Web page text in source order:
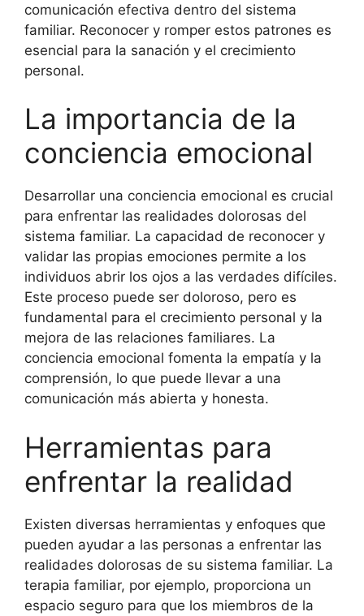
comunicación efectiva dentro del sistema
familiar. Reconocer y romper estos patrones es
esencial para la sanación y el crecimiento
personal.
La importancia de la
conciencia emocional
Desarrollar una conciencia emocional es crucial
para enfrentar las realidades dolorosas del
sistema familiar. La capacidad de reconocer y
validar las propias emociones permite a los
individuos abrir los ojos a las verdades difíciles.
Este proceso puede ser doloroso, pero es
fundamental para el crecimiento personal y la
mejora de las relaciones familiares. La
conciencia emocional fomenta la empatía y la
comprensión, lo que puede llevar a una
comunicación más abierta y honesta.
Herramientas para
enfrentar la realidad
Existen diversas herramientas y enfoques que
pueden ayudar a las personas a enfrentar las
realidades dolorosas de su sistema familiar. La
terapia familiar, por ejemplo, proporciona un
espacio seguro para que los miembros de la